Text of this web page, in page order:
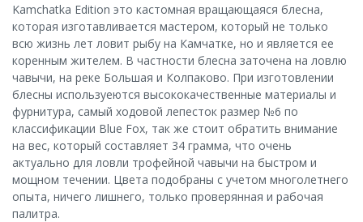
Kamchatka Edition это кастомная вращающаяся блесна,
которая изготавливается мастером, который не только
всю жизнь лет ловит рыбу на Камчатке, но и является ее
коренным жителем. В частности блесна заточена на ловлю
чавычи, на реке Большая и Колпаково. При изготовлении
блесны используеются высококачественные материалы и
фурнитура, самый ходовой лепесток размер №6 по
классификации Blue Fox, так же стоит обратить внимание
на вес, который составляет 34 грамма, что очень
актуально для ловли трофейной чавычи на быстром и
мощном течении. Цвета подобраны с учетом многолетнего
опыта, ничего лишнего, только проверянная и рабочая
палитра.